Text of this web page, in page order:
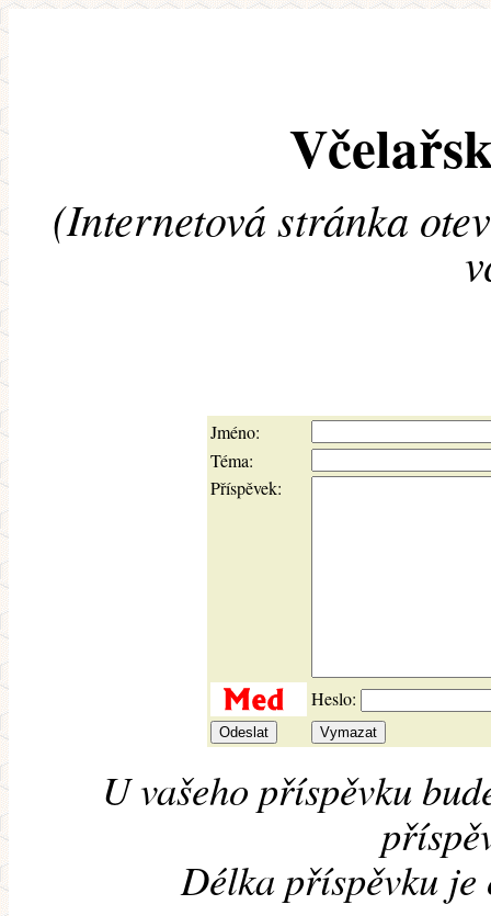
(Internetová stránka
Jméno:
Téma:
Příspěvek:
Heslo:
U vašeho příspěvku
Délka příspěvku je